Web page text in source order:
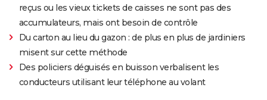
reçus ou les vieux tickets de caisses ne sont pas des
accumulateurs, mais ont besoin de contrôle
Du carton au lieu du gazon : de plus en plus de jardiniers
misent sur cette méthode
Des policiers déguisés en buisson verbalisent les
conducteurs utilisant leur téléphone au volant